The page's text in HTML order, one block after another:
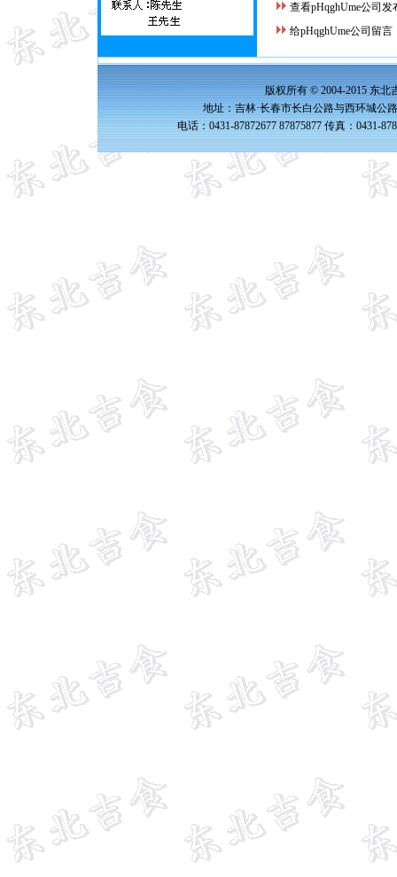
查看pHqghUme公司发
给pHqghUme公司留言
版权所有 © 2004-2015 东北
地址：吉林·长春市长白公路与西环城公
电话：0431-87872677 87875877 传真：0431-